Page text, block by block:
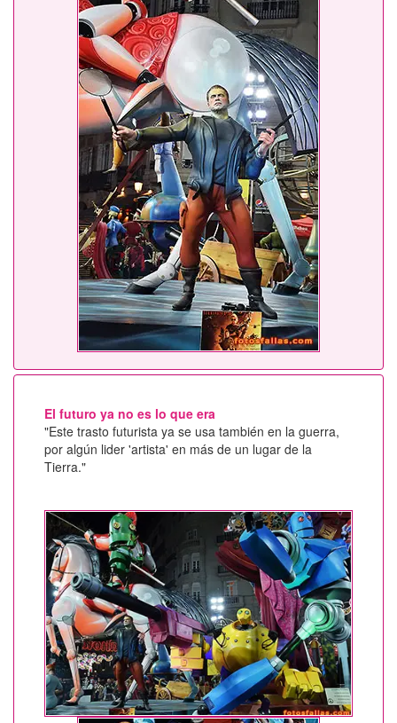
El futuro ya no es lo que era
"Este trasto futurista ya se usa también en la guerra,
por algún lider 'artista' en más de un lugar de la
Tierra."